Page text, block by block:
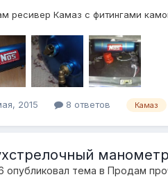
ресивер Камаз с фитингами
2015 8 ответов Камаз
опубликовал тема в Продам